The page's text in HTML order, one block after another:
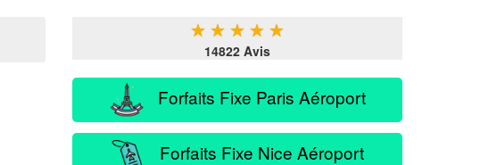
★ ★ ★ ★ ★
14822 Avis
Forfaits Fixe Paris Aéroport
Forfaits Fixe Nice Aéroport